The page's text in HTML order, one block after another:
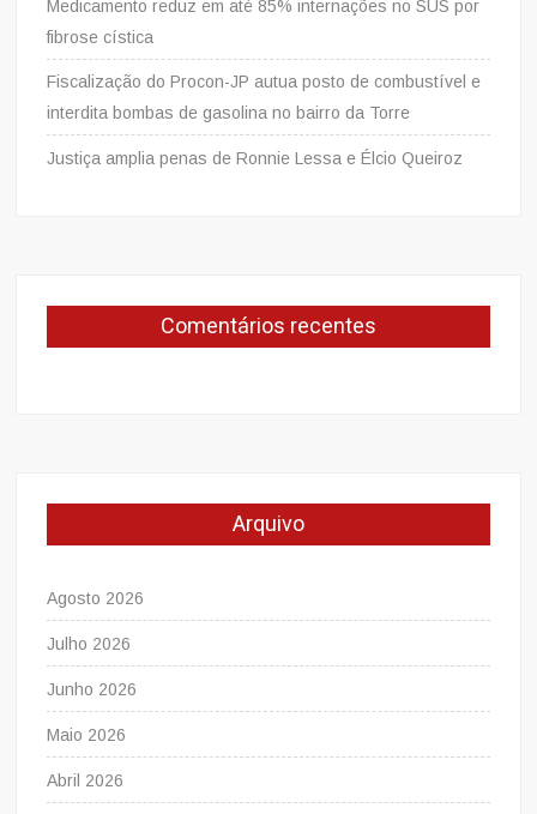
Medicamento reduz em até 85% internações no SUS por
fibrose cística
Fiscalização do Procon-JP autua posto de combustível e
interdita bombas de gasolina no bairro da Torre
Justiça amplia penas de Ronnie Lessa e Élcio Queiroz
Comentários recentes
Arquivo
Agosto 2026
Julho 2026
Junho 2026
Maio 2026
Abril 2026